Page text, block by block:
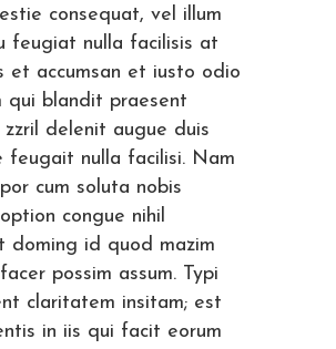
consequat, vel illum
feugiat nulla facilisis at
et accumsan et iusto odio
qui blandit praesent
delenit augue duis
feugait nulla facilisi. Nam
cum soluta nobis
congue nihil
doming id quod mazim
possim assum. Typi
claritatem insitam; est
in iis qui facit eorum